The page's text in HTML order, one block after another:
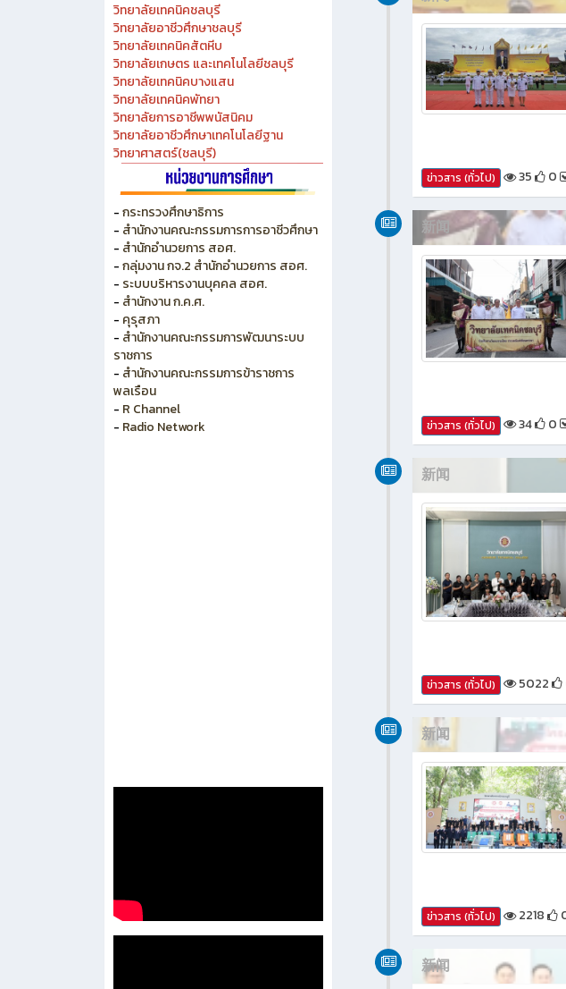
วิทยาลัยเทคนิคชลบุรี
วิทยาลัยอาชีวศึกษาชลบุรี
วิทยาลัยเทคนิคสัตหีบ
วิทยาลัยเกษตร และเทคโนโลยีชลบุรี
วิทยาลัยเทคนิคบางแสน
วิทยาลัยเทคนิคพัทยา
วิทยาลัยการอาชีพพนัสนิคม
วิทยาลัยอาชีวศึกษาเทคโนโลยีฐาน
วิทยาศาสตร์(ชลบุรี)
- กระทรวงศึกษาธิการ
- สำนักงานคณะกรรมการการอาชีวศึกษา
- สำนักอำนวยการ สอศ.
- กลุ่มงาน กจ.2 สำนักอำนวยการ สอศ.
-ระบบบริหารงานบุคคล สอศ.
- สำนักงาน ก.ค.ศ.
-คุรุสภา
- สำนักงานคณะกรรมการพัฒนาระบบ
ราชการ
ข่าวสาร (ทั่วไป) 44 0
新闻
ข่าวสาร (ทั่วไป) 35 0
新闻
ข่าวสาร (ทั่วไป) 34 0
5022
新闻